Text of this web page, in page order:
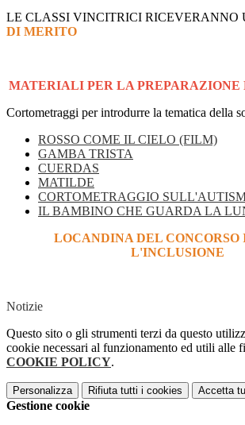
LE CLASSI VINCITRICI RICEVERANNO
DI MERITO
MATERIALI PER LA PREPARAZIONE
Cortometraggi per introdurre la tematica della
ROSSO COME IL CIELO (FILM)
GAMBA TRISTA
CUERDAS
MATILDE
CORTOMETRAGGIO
IL BAMBINO CHE GUARDA LA
LOCANDINA DEL CONCORSO
L'INCLUSIONE
Notizie
Questo sito o gli strumenti terzi da questo
cookie necessari al funzionamento ed utili alle
COOKIE POLICY.
Personalizza Rifiuta tutti i cookies Accetta
Gestione cookie